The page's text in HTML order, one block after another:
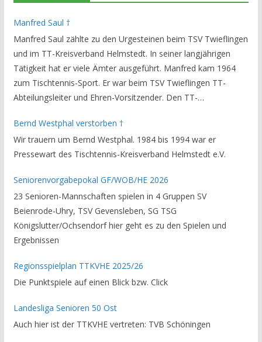
Manfred Saul †
Manfred Saul zählte zu den Urgesteinen beim TSV Twieflingen
und im TT-Kreisverband Helmstedt. In seiner langjährigen
Tätigkeit hat er viele Ämter ausgeführt. Manfred kam 1964
zum Tischtennis-Sport. Er war beim TSV Twieflingen TT-
Abteilungsleiter und Ehren-Vorsitzender. Den TT-
Helmstedt unterstützte er als Staffelleiter. Zuletzt war er
Vorsitzender des Rechtsausschusses im Kreisverband. Im
stillen GedenkenH.-K. Bartels / Vorsitzender
Bernd Westphal verstorben †
Wir trauern um Bernd Westphal. 1984 bis 1994 war er
Pressewart des Tischtennis-Kreisverband Helmstedt e.V.
Seniorenvorgabepokal GF/WOB/HE 2026
23 Senioren-Mannschaften spielen in 4 Gruppen SV
Beienrode-Uhry, TSV Gevensleben, SG TSG
Königslutter/Ochsendorf hier geht es zu den Spielen und
Ergebnissen
Regionsspielplan TTKVHE 2025/26
Die Punktspiele auf einen Blick bzw. Click
Landesliga Senioren 50 Ost
Auch hier ist der TTKVHE vertreten: TVB Schöningen